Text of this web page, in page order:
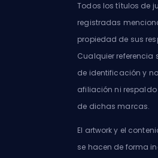
Todos los títulos de
registradas
propiedad de sus
Cualquier referencia
de identificación y
afiliación ni respaldo
de dichas marcas.
El artwork y el
se hacen de forma